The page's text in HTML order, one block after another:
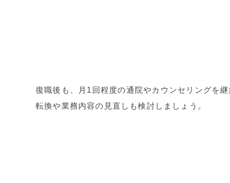
復職後も、月1回程度の通院やカウンセリングを
転換や業務内容の見直しも検討しましょう。